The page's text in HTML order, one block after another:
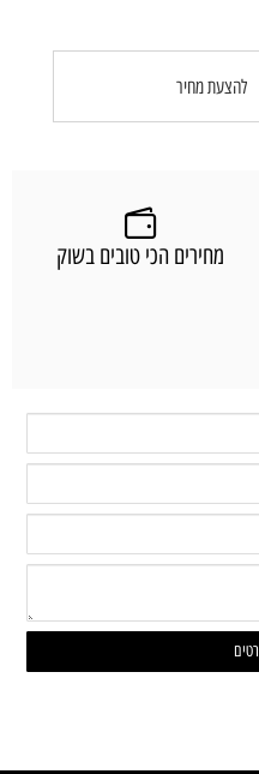
להצעת מחיר
מחירים הכי טובים בשוק